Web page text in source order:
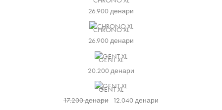
26.900денари
CHRONO XL
26.900денари
GENT XL
20.200денари
GENT XL
17.200денари 12.040денари